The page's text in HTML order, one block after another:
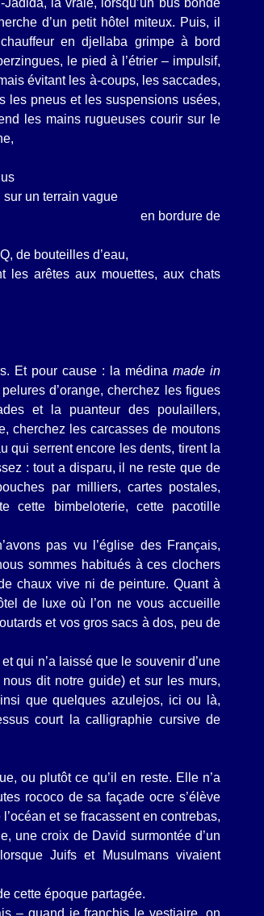
la vraie, lorsqu’un bus bondé
d’un petit hôtel miteux. Puis, il
en djellaba grimpe à bord
le pied à l’étrier – impulsif,
évitant les à-coups, les saccades,
les pneus et les suspensions usées,
les mains rugueuses courir sur le
de
de bouteilles d’eau,
les arêtes aux mouettes, aux chats
Et pour cause : la médina made in
d’orange, cherchez les figues
et la puanteur des poulaillers,
cherchez les carcasses de moutons
qui serrent encore les dents, tirent la
: tout a disparu, il ne reste que de
par milliers, cartes postales,
cette bimbeloterie, cette pacotille
pas vu l’église des Français,
sommes habitués à ces clochers
chaux vive ni de peinture. Quant à
de luxe où l’on ne vous accueille
et vos gros sacs à dos, peu de
qui n’a laissé que le souvenir d’une
dit notre guide) et sur les murs,
que quelques azulejos, ici ou là,
court la calligraphie cursive de
ou plutôt ce qu’il en reste. Elle n’a
rococo de sa façade ocre s’élève
et se fracassent en contrebas,
une croix de David surmontée d’un
Juifs et Musulmans vivaient
cette époque partagée.
– quand je franchis le vestiaire, on